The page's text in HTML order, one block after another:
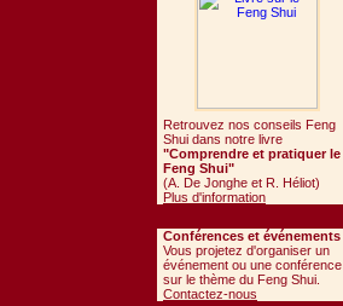
Retrouvez nos conseils Feng
Shui dans notre livre
"Comprendre et pratiquer le
Feng Shui"
(A. De Jonghe et R. Héliot)
Plus d'information
Conférences et événements
Vous projetez d'organiser un
événement ou une conférence
sur le thème du Feng Shui.
Contactez-nous